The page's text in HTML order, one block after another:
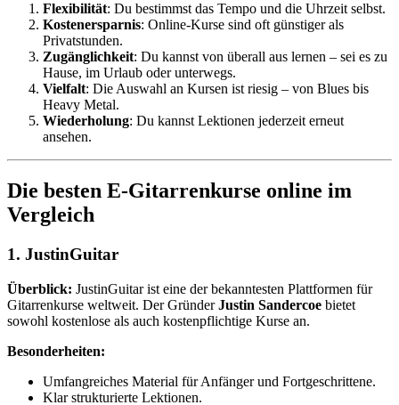
Flexibilität: Du bestimmst das Tempo und die Uhrzeit selbst.
Kostenersparnis: Online-Kurse sind oft günstiger als
Privatstunden.
Zugänglichkeit: Du kannst von überall aus lernen – sei es zu
Hause, im Urlaub oder unterwegs.
Vielfalt: Die Auswahl an Kursen ist riesig – von Blues bis
Heavy Metal.
Wiederholung: Du kannst Lektionen jederzeit erneut
ansehen.
Die besten E-Gitarrenkurse online im
Vergleich
1. JustinGuitar
Überblick: JustinGuitar ist eine der bekanntesten Plattformen für
Gitarrenkurse weltweit. Der GründerJustin Sandercoe bietet
sowohl kostenlose als auch kostenpflichtige Kurse an.
Besonderheiten:
Umfangreiches Material für Anfänger und Fortgeschrittene.
Klar strukturierte Lektionen.